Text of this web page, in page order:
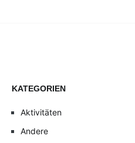
KATEGORIEN
Aktivitäten
Andere